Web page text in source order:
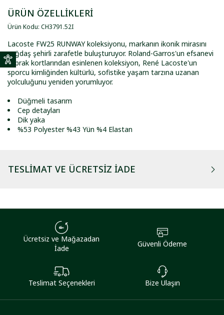
ÜRÜN ÖZELLİKLERİ
Ürün Kodu: CH3791 .52I
Lacoste FW25 RUNWAY koleksiyonu, markanın ikonik mirasını
çağdaş şehirli zarafetle buluşturuyor. Roland-Garros'un efsanevi
toprak kortlarından esinlenen koleksiyon, René Lacoste'un
sporcu kimliğinden kültürlü, sofistike yaşam tarzına uzanan
yolculuğunu yeniden yorumluyor.
Düğmeli tasarım
Cep detayları
Dik yaka
%53 Polyester %43 Yün %4 Elastan
TESLIMAT VE ÜCRETSIZ İADE
Ücretsiz ve Mağazadan
İade
Güvenli Ödeme
Teslimat Seçenekleri Bize Ulaşın